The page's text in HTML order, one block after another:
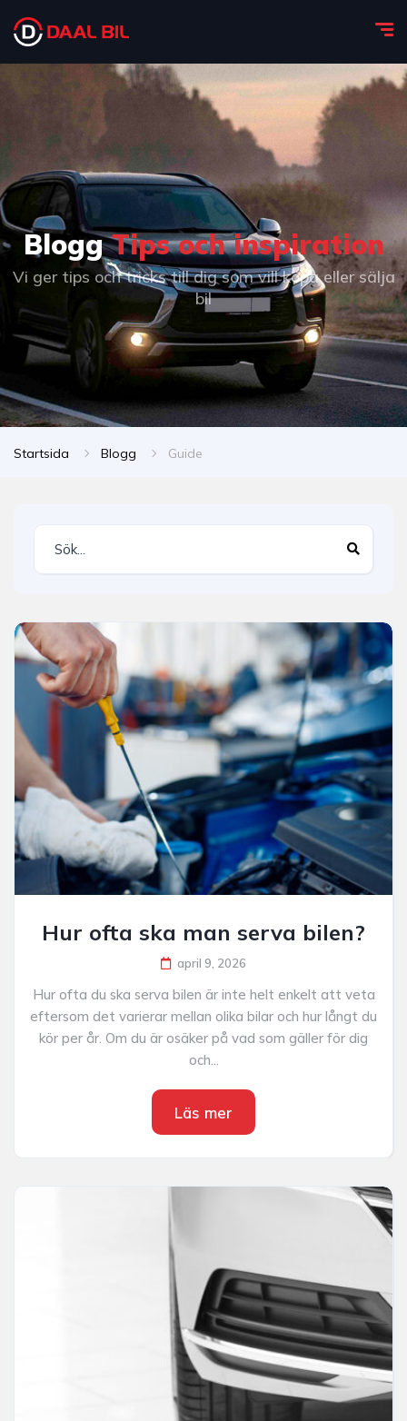
BloggTips och inspiration
Vi ger tips och tricks till dig som vill köpa eller sälja
bil
Startsida Blogg Guide
Hur ofta ska man serva bilen?
april 9, 2026
Hur ofta du ska serva bilen är inte helt enkelt att veta
eftersom det varierar mellan olika bilar och hur långt du
kör per år. Om du är osäker på vad som gäller för dig
och...
Läs mer